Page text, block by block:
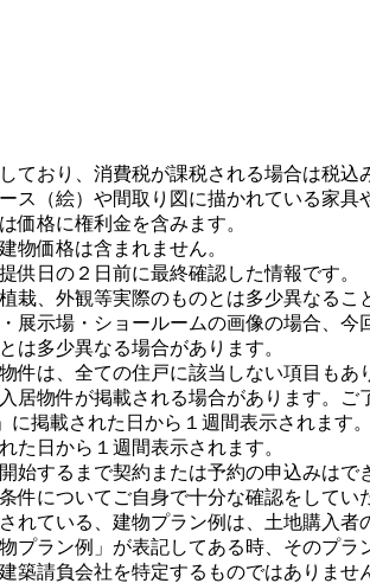
おり、消費税が課税される場合は税込
ス（絵）や間取り図に描かれている家
価格に権利金を含みます。
物価格は含まれません。
供日の２日前に最終確認した情報です。
栽、外観等実際のものとは多少異なるこ
展示場・ショールームの画像の場合、今
は多少異なる場合があります。
件は、全ての住戸に該当しない項目もあ
居物件が掲載される場合があります。ご
掲載された日から１週間表示されます。
た日から１週間表示されます。
始するまで契約または予約の申込みはで
件についてご自身で十分な確認をしてい
れている、建物プラン例は、土地購入
プラン例」が表記してある時、そのプ
築請負会社を特定するものではありませ